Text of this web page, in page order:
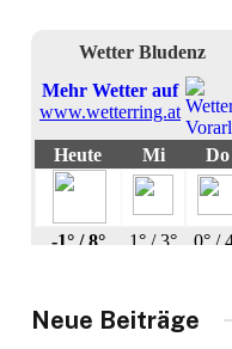
Neue Beiträge